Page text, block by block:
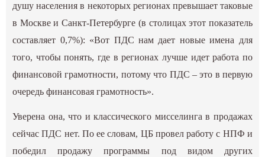
душу населения в некоторых регионах превышает таковые
в Москве и Санкт-Петербурге (в столицах этот показатель
составляет 0,7%): «Вот ПДС нам дает новые имена для
того, чтобы понять, где в регионах лучше идет работа по
финансовой грамотности, потому что ПДС – это в первую
очередь финансовая грамотность».
Уверена она, что и классического мисселинга в продажах
сейчас ПДС нет. По ее словам, ЦБ провел работу с НПФ и
победил продажу программы под видом других